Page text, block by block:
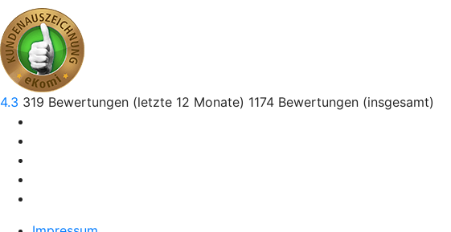
4.3 319 Bewertungen (letzte 12 Monate) 1174 Bewertungen (insgesamt)